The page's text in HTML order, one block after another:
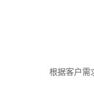
根据客户需